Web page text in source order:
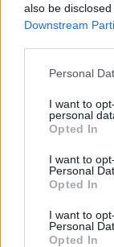
also be
Downstream
Please note that
not limited to
grant or deny
use your data
consent section.
Personal
I want to
personal
Opted In
I want to
Personal
Opted In
I want to
Personal
Opted In